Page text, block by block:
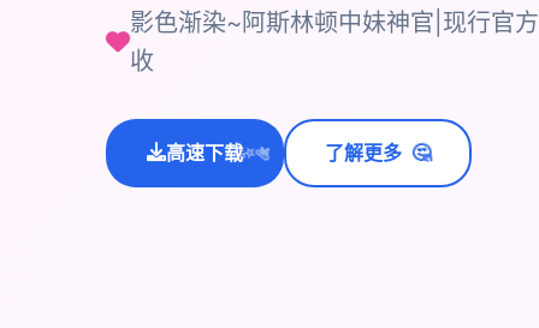
影色渐染~阿斯林顿中妹神官|现行官
收
高速下载
✨⭐💫 了解更多 🤔